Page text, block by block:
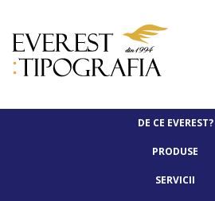
DE CE EVEREST?
PRODUSE
SERVICII